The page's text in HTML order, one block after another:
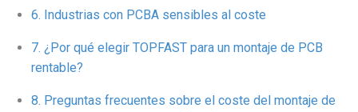
Industrias con PCBA sensibles al coste
¿Por qué elegir TOPFAST para un montaje de PCB
rentable?
Preguntas frecuentes sobre el coste del montaje de